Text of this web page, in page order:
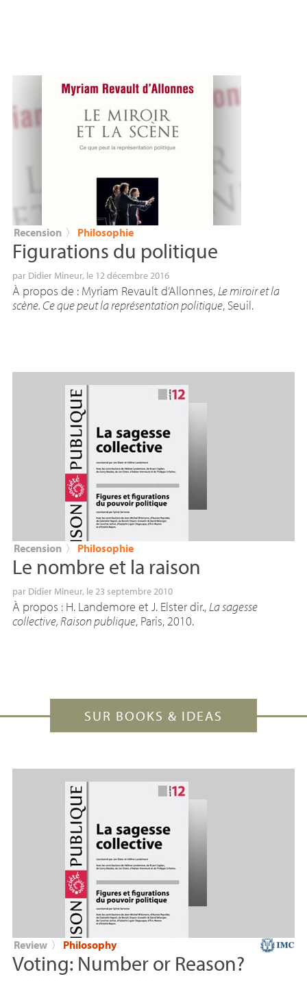
Recension 〉 Philosophie
Figurations du politique
par Didier Mineur, le 12 décembre 2016
À propos de : Myriam Revault d’Allonnes,Le miroir et la
scène. Ce que peut la représentation politique, Seuil.
Recension 〉 Philosophie
Le nombre et la raison
par Didier Mineur, le 23 septembre 2010
À propos : H. Landemore et J. Elster dir.,La sagesse
collective, Raison publique, Paris, 2010.
SUR BOOKS & IDEAS
Review 〉 Philosophy
Voting: Number or Reason?